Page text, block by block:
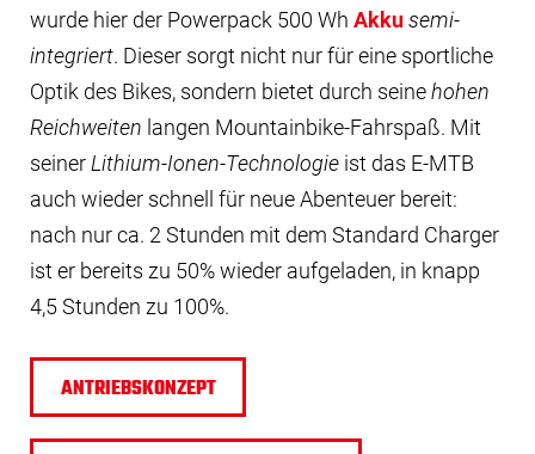
wurde hier der Powerpack 500 Wh Akkusemi-
integriert. Dieser sorgt nicht nur für eine sportliche
Optik des Bikes, sondern bietet durch seinehohen
Reichweiten langen Mountainbike-Fahrspaß. Mit
seinerLithium-Ionen-Technologie ist das E-MTB
auch wieder schnell für neue Abenteuer bereit:
nach nur ca. 2 Stunden mit dem Standard Charger
ist er bereits zu 50% wieder aufgeladen, in knapp
4,5 Stunden zu 100%.
ANTRIEBSKONZEPT